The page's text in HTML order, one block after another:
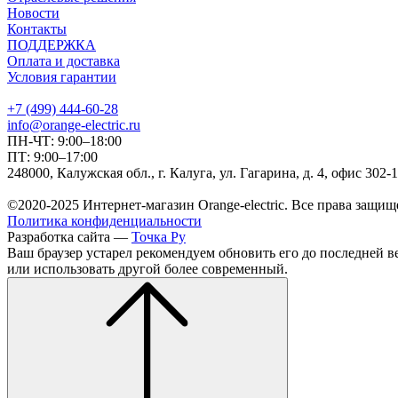
Новости
Контакты
ПОДДЕРЖКА
Оплата и доставка
Условия гарантии
+7 (499) 444-60-28
info@orange-electric.ru
ПН-ЧТ: 9:00–18:00
ПТ: 9:00–17:00
248000, Калужская обл., г. Калуга, ул. Гагарина, д. 4, офис 302-
©2020-2025 Интернет-магазин Orange-electric. Все права
Политика конфиденциальности
Разработка сайта — Точка Ру
Ваш браузер устарел рекомендуем обновить его до последней
или использовать другой более современный.